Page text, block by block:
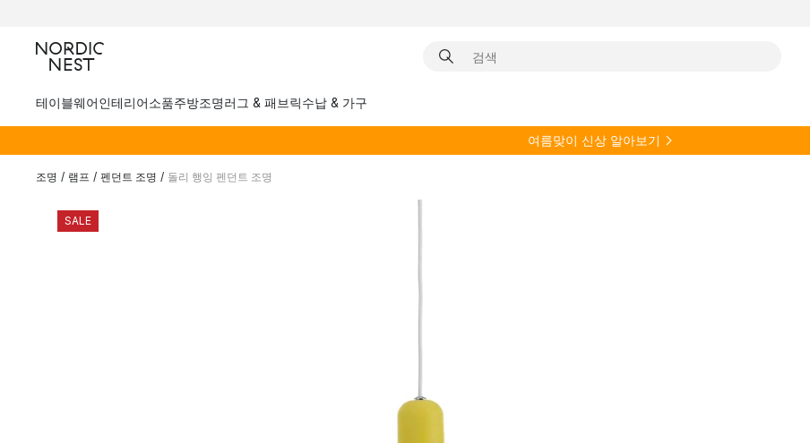
테이블웨어인테리어소품주방조명러그 & 패브릭수납 & 가구
여름맞이 신상 알아보기
조명 / 램프 / 펜던트 조명 / 돌리 행잉 펜던트 조명
SALE